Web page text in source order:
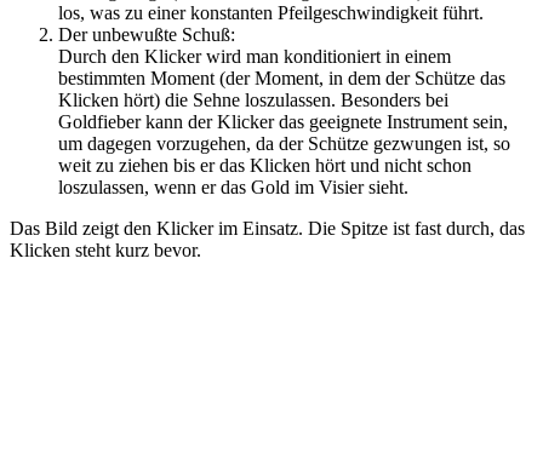
los, was zu einer konstanten Pfeilgeschwindigkeit führt.
Der unbewußte Schuß:
Durch den Klicker wird man konditioniert in einem
bestimmten Moment (der Moment, in dem der Schütze das
Klicken hört) die Sehne loszulassen. Besonders bei
Goldfieber kann der Klicker das geeignete Instrument sein,
um dagegen vorzugehen, da der Schütze gezwungen ist, so
weit zu ziehen bis er das Klicken hört und nicht schon
loszulassen, wenn er das Gold im Visier sieht.
Das Bild zeigt den Klicker im Einsatz. Die Spitze ist fast durch, das
Klicken steht kurz bevor.